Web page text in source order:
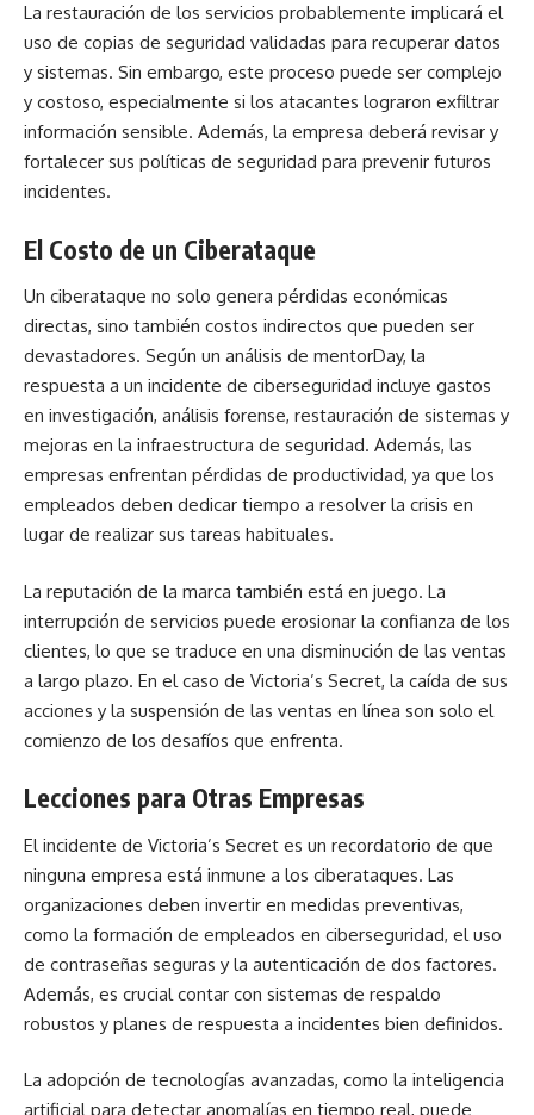
La restauración de los servicios probablemente implicará el
uso de copias de seguridad validadas para recuperar datos
y sistemas. Sin embargo, este proceso puede ser complejo
y costoso, especialmente si los atacantes lograron exfiltrar
información sensible. Además, la empresa deberá revisar y
fortalecer sus políticas de seguridad para prevenir futuros
incidentes.
El Costo de un Ciberataque
Un ciberataque no solo genera pérdidas económicas
directas, sino también costos indirectos que pueden ser
devastadores. Según un análisis de mentorDay, la
respuesta a un incidente de ciberseguridad incluye gastos
en investigación, análisis forense, restauración de sistemas y
mejoras en la infraestructura de seguridad. Además, las
empresas enfrentan pérdidas de productividad, ya que los
empleados deben dedicar tiempo a resolver la crisis en
lugar de realizar sus tareas habituales.
La reputación de la marca también está en juego. La
interrupción de servicios puede erosionar la confianza de los
clientes, lo que se traduce en una disminución de las ventas
a largo plazo. En el caso de Victoria’s Secret, la caída de sus
acciones y la suspensión de las ventas en línea son solo el
comienzo de los desafíos que enfrenta.
Lecciones para Otras Empresas
El incidente de Victoria’s Secret es un recordatorio de que
ninguna empresa está inmune a los ciberataques. Las
organizaciones deben invertir en medidas preventivas,
como la formación de empleados en ciberseguridad, el uso
de contraseñas seguras y la autenticación de dos factores.
Además, es crucial contar con sistemas de respaldo
robustos y planes de respuesta a incidentes bien definidos.
La adopción de tecnologías avanzadas, como la inteligencia
artificial para detectar anomalías en tiempo real, puede